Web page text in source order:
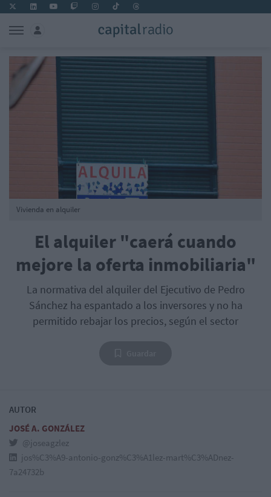
El alquiler "caerá cuando
mejore la oferta inmobiliaria"
La normativa del alquiler del Ejecutivo de Pedro
Sánchez ha espantado a los inversores y no ha
permitido rebajar los precios, según el sector
Vivienda en alquiler
AUTOR
JOSÉ A. GONZÁLEZ
@joseagzlez
jos%C3%A9-antonio-gonz%C3%A1lez-mart%C3%ADnez-
7a24732b